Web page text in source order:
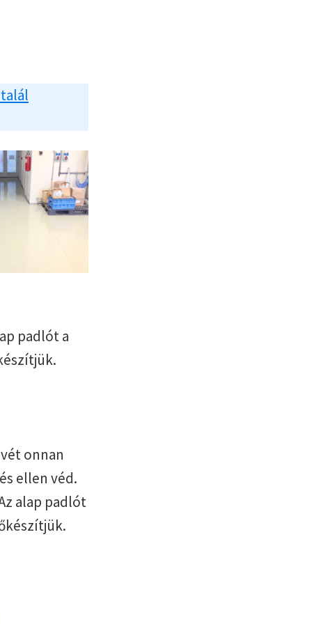
padlót a
onnan
ellen véd.
alap padlót